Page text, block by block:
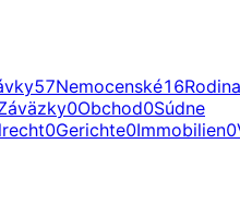
57Nemocenské16Rodina
0Obchod0Súdne
0Gerichte0Immobilien0